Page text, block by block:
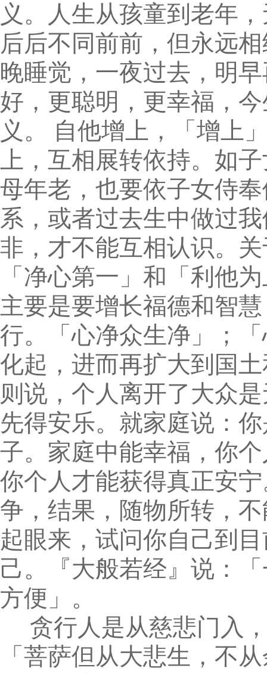
义。人生从孩童到老年
后后不同前前，但永远
晚睡觉，一夜过去，明
好，更聪明，更幸福，
义。 自他增上，「增上
上，互相展转依持。如
母年老，也要依子女侍
系，或者过去生中做过
非，才不能互相认识。
「净心第一」和「利他
主要是要增长福德和智
行。「心净众生净」；
化起，进而再扩大到国
则说，个人离开了大众
先得安乐。就家庭说：
子。家庭中能幸福，你
你个人才能获得真正安
争，结果，随物所转，
起眼来，试问你自己到
己。『大般若经』说：
方便」。
贪行人是从慈悲门入
「菩萨但从大悲生，不